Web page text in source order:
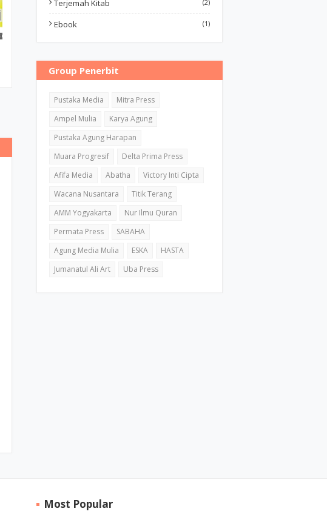
Terjemah Kitab (2)
Ebook (1)
Group Penerbit
Pustaka Media
Mitra Press
Ampel Mulia
Karya Agung
Pustaka Agung Harapan
Muara Progresif
Delta Prima Press
Afifa Media
Abatha
Victory Inti Cipta
Wacana Nusantara
Titik Terang
AMM Yogyakarta
Nur Ilmu Quran
Permata Press
SABAHA
Agung Media Mulia
ESKA
HASTA
Jumanatul Ali Art
Uba Press
Most Popular